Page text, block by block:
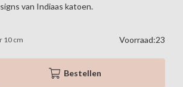
van Indiaas katoen.
10 cm Voorraad:23
Bestellen